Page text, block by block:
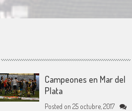
Campeones en Mar del
Plata
Posted on 25 octubre, 2017